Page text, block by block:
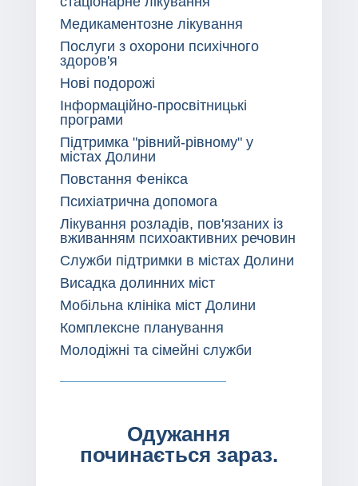
Медикаментозне лікування
Послуги з охорони психічного
здоров'я
Нові подорожі
Інформаційно-просвітницькі
програми
Підтримка "рівний-рівному" у
містах Долини
Повстання Фенікса
Психіатрична допомога
Лікування розладів, пов'язаних із
вживанням психоактивних речовин
Служби підтримки в містах Долини
Висадка долинних міст
Мобільна клініка міст Долини
Комплексне планування
Молодіжні та сімейні служби
Одужання
починається зараз.